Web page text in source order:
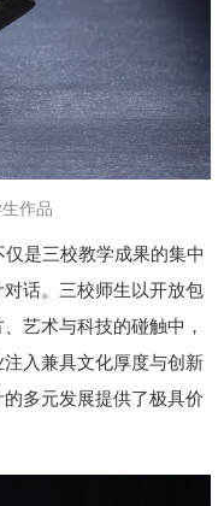
作品
仅是三校教学成果的集中
话。三校师生以开放包
艺术与科技的碰触中，
入兼具文化厚度与创新
多元发展提供了极具价